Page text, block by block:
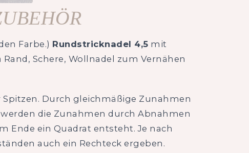
Farbe.) Rundstricknadel 4,5 mit
Schere, Wollnadel zum Vernähen
Spitzen. Durch gleichmäßige Zunahmen
die Zunahmen durch Abnahmen
Ende ein Quadrat entsteht. Je nach
auch ein Rechteck ergeben.